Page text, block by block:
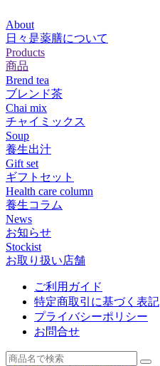
About
日々是薬膳について
Products
商品
Brend tea
ブレンド茶
Chai mix
チャイミックス
Soup
養生出汁
Gift set
ギフトセット
Health care column
養生コラム
News
お知らせ
Stockist
お取り扱い店舗
ご利用ガイド
特定商取引に基づく表記
プライバシーポリシー
お問合せ